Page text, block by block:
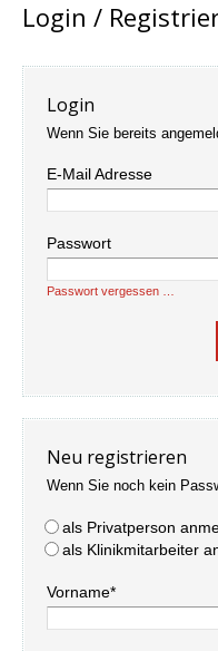
Login /
Login
Wenn Sie bereits
E-Mail Adresse
Passwort
Passwort vergessen …
Neu registrieren
Wenn Sie noch kein
als Privatperson
als Klinikmitarbeiter
Vorname*